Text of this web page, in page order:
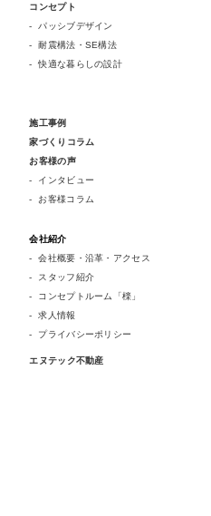
コンセプト
パッシブデザイン
耐震構法・SE構法
快適な暮らしの設計
施工事例
家づくりコラム
お客様の声
インタビュー
お客様コラム
会社紹介
会社概要・沿革・アクセス
スタッフ紹介
コンセプトルーム「檪」
求人情報
プライバシーポリシー
エヌテック不動産